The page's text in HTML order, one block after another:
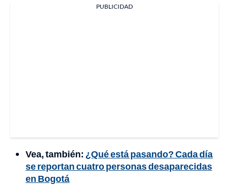
PUBLICIDAD
Vea, también: ¿Qué está pasando? Cada día
se reportan cuatro personas desaparecidas
en Bogotá